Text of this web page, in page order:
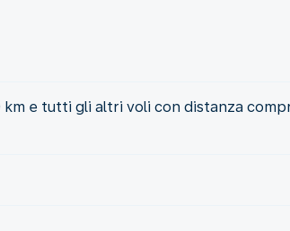
km e tutti gli altri voli con distanza